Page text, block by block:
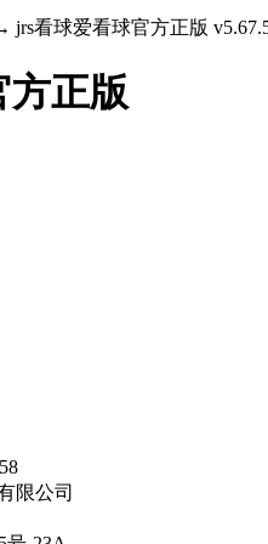
jrs看球爱看球官方正版
方正版
限公司